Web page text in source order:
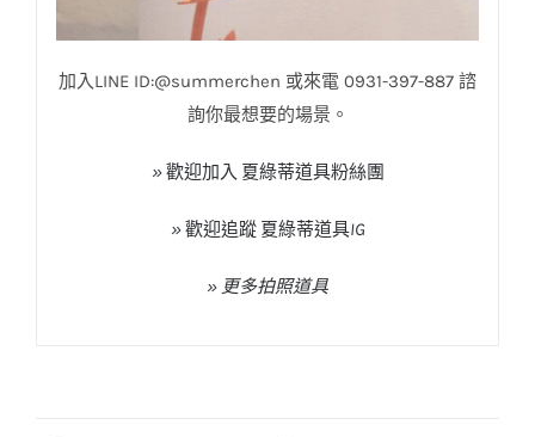
加入LINE ID:@summerchen 或來電 0931-397-887 諮
詢你最想要的場景。
»歡迎加入 夏綠蒂道具粉絲團
»歡迎追蹤 夏綠蒂道具IG
» 更多拍照道具